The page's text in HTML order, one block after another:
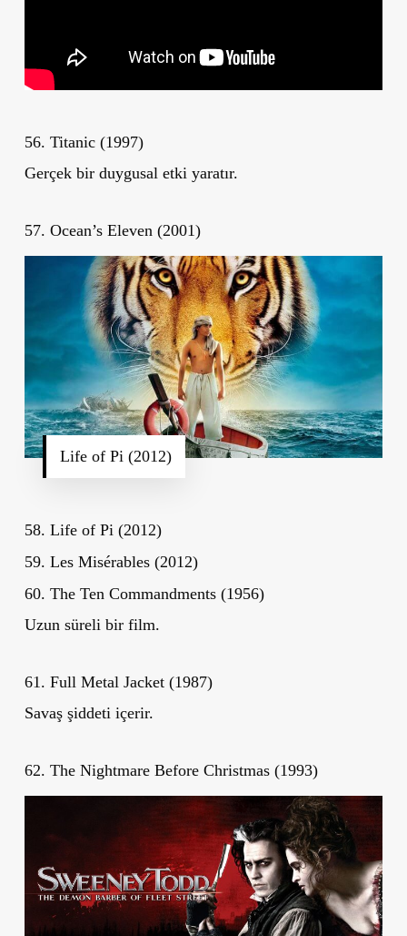
56. Titanic (1997)
Gerçek bir duygusal etki yaratır.
57. Ocean’s Eleven (2001)
Life of Pi (2012)
58. Life of Pi (2012)
59. Les Misérables (2012)
60. The Ten Commandments (1956)
Uzun süreli bir film.
61. Full Metal Jacket (1987)
Savaş şiddeti içerir.
62. The Nightmare Before Christmas (1993)